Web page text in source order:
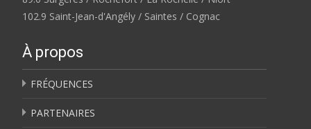
102.9 Saint-Jean-d'Angély / Saintes / Cognac
À propos
FRÉQUENCES
PARTENAIRES